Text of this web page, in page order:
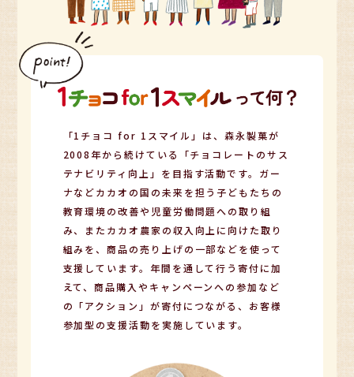
「1チョコ for 1スマイル」は、森永製菓が
2008年から続けている「チョコレートのサス
テナビリティ向上」を目指す活動です。ガー
ナなどカカオの国の未来を担う子どもたちの
教育環境の改善や児童労働問題への取り組
み、またカカオ農家の収入向上に向けた取り
組みを、商品の売り上げの一部などを使って
支援しています。年間を通して行う寄付に加
えて、商品購入やキャンペーンへの参加など
の「アクション」が寄付につながる、お客様
参加型の支援活動を実施しています。